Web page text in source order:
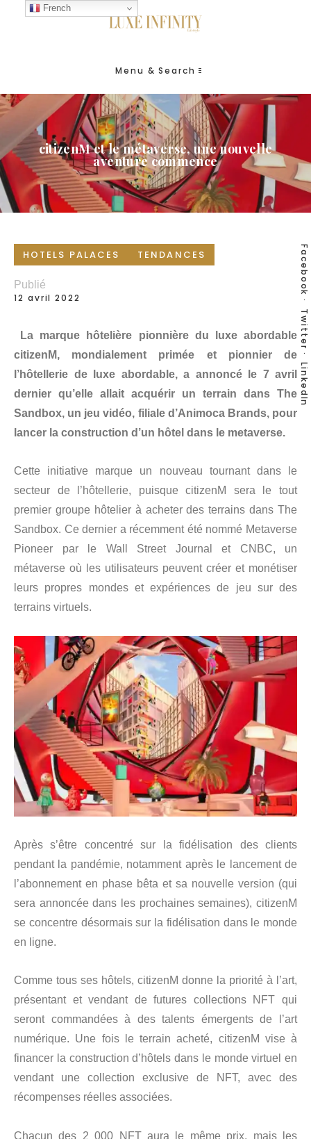
Menu & Search
citizenM et le métaverse, une nouvelle
aventure commence
Facebook
Twitter
LinkedIn
HOTELS PALACES TENDANCES
Publié
12 avril 2022
La marque hôtelière pionnière du luxe abordable
citizenM, mondialement primée et pionnier de
l’hôtellerie de luxe abordable, a annoncé le 7 avril
dernier qu’elle allait acquérir un terrain dans The
Sandbox, un jeu vidéo, filiale d’Animoca Brands, pour
lancer la construction d’un hôtel dans le metaverse.
Cette initiative marque un nouveau tournant dans le
secteur de l’hôtellerie, puisque citizenM sera le tout
premier groupe hôtelier à acheter des terrains dans The
Sandbox. Ce dernier a récemment été nommé Metaverse
Pioneer par le Wall Street Journal et CNBC, un
métaverse où les utilisateurs peuvent créer et monétiser
leurs propres mondes et expériences de jeu sur des
terrains virtuels.
Après s’être concentré sur la fidélisation des clients
pendant la pandémie, notamment après le lancement de
l’abonnement en phase bêta et sa nouvelle version (qui
sera annoncée dans les prochaines semaines), citizenM
se concentre désormais sur la fidélisation dans le monde
en ligne.
Comme tous ses hôtels, citizenM donne la priorité à l’art,
présentant et vendant de futures collections NFT qui
seront commandées à des talents émergents de l’art
numérique. Une fois le terrain acheté, citizenM vise à
financer la construction d’hôtels dans le monde virtuel en
vendant une collection exclusive de NFT, avec des
récompenses réelles associées.
Chacun des 2 000 NFT aura le même prix, mais les
French